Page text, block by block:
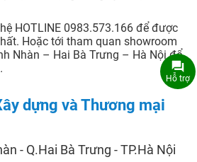
HOTLINE 0983.573.166 để được
Hoặc tới tham quan showroom
Nhàn – Hai Bà Trưng – Hà Nội để
dựng và Thương mại
- Q.Hai Bà Trưng - TP.Hà Nội
Hỗ trợ